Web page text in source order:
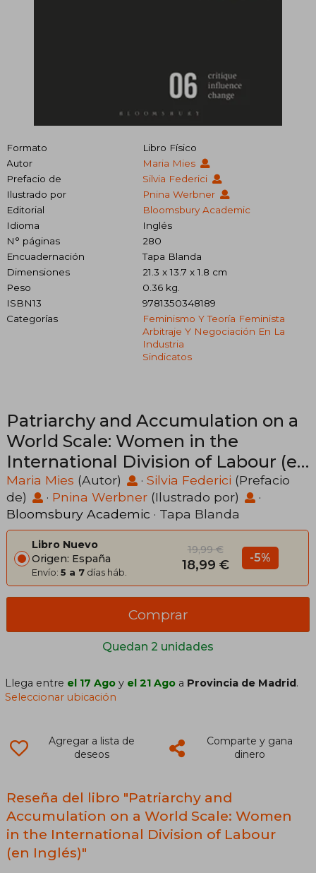
Formato
Libro Físico
Autor
Maria Mies
Prefacio de
Silvia Federici
Ilustrado por
Pnina Werbner
Editorial
Bloomsbury Academic
Idioma
Inglés
N° páginas
280
Encuadernación
Tapa Blanda
Dimensiones
21.3 x 13.7 x 1.8 cm
Peso
0.36 kg.
ISBN13
9781350348189
Categorías
Feminismo Y Teoría Feminista
Arbitraje Y Negociación En La
Industria
Sindicatos
Patriarchy and Accumulation on a
World Scale: Women in the
International Division of Labour (en
Inglés)
Maria Mies (Autor) · Silvia Federici (Prefacio
de)
· Pnina Werbner (Ilustrado por)
·
Bloomsbury Academic · Tapa Blanda
Libro Nuevo
Origen: España
Envío: 5 a 7 días háb.
19,99 €
18,99 € -5%
Quedan 2 unidades
Comprar
Llega entre el 17 Ago y el 21 Ago a Provincia de Madrid .
Seleccionar ubicación
Agregar a lista de
deseos
Comparte y gana
dinero
Reseña del libro "Patriarchy and
Accumulation on a World Scale: Women
in the International Division of Labour
(en Inglés)"